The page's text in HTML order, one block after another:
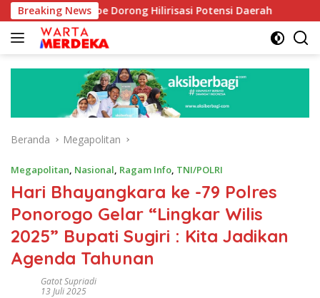
Langsung
ke
konten
Breaking News
Aboe Dorong Hilirisasi Potensi Daerah DPR Dorong
Beranda Megapolitan
Megapolitan, Nasional, Ragam Info, TNI/POLRI
Hari Bhayangkara ke -79 Polres
Ponorogo Gelar “Lingkar Wilis
2025” Bupati Sugiri : Kita Jadikan
Agenda Tahunan
Gatot Supriadi
13 Juli 2025